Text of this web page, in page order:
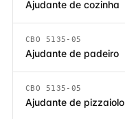
Ajudante de cozinha
CBO 5135-05
Ajudante de padeiro
CBO 5135-05
Ajudante de pizzaiolo